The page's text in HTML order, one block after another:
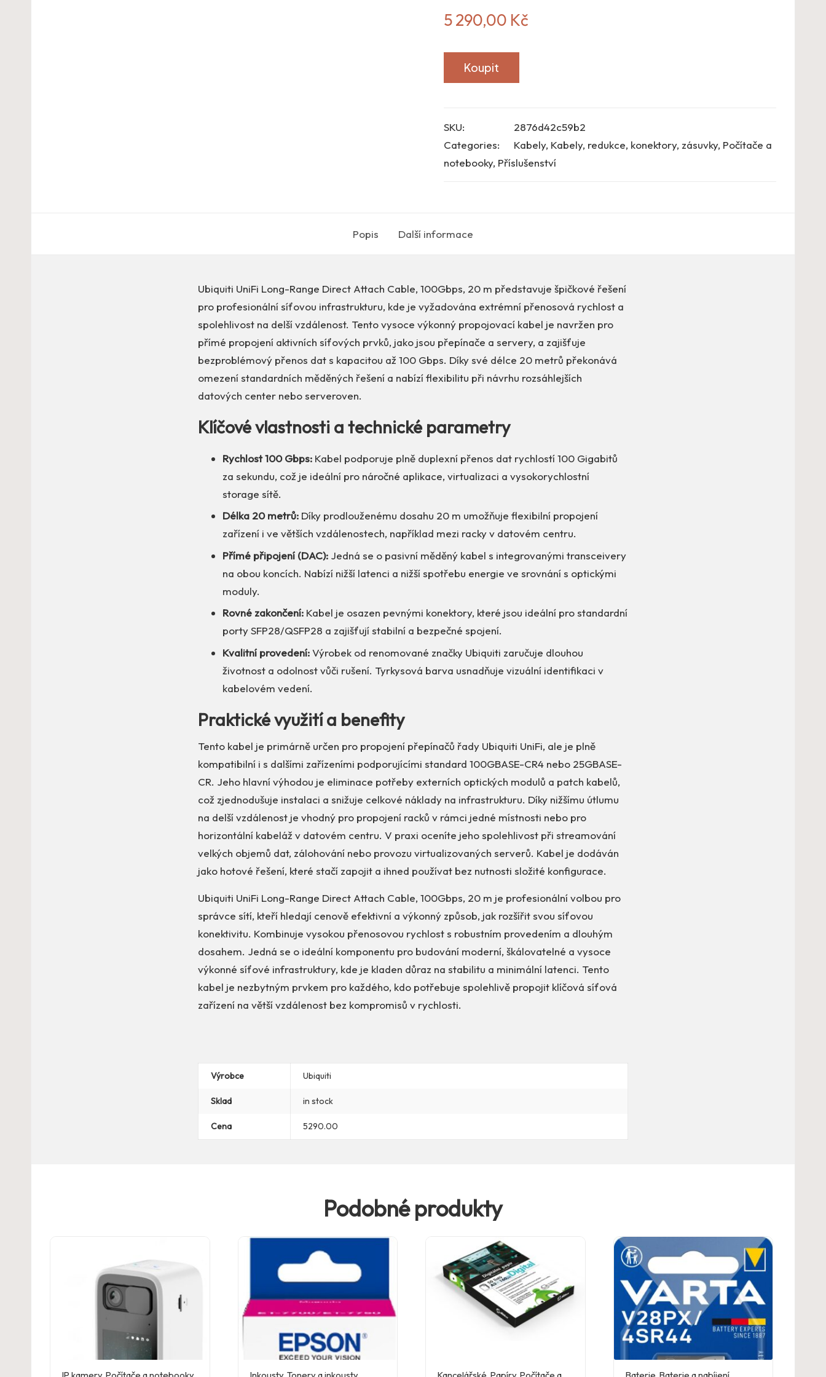
5 290,00 Kč
Koupit
SKU:
2876d42c59b2
Categories:
Kabely, Kabely, redukce, konektory, zásuvky, Počítače a
notebooky, Příslušenství
Popis Další informace
Ubiquiti UniFi Long-Range Direct Attach Cable, 100Gbps, 20 m představuje špičkové řešení
pro profesionální síťovou infrastrukturu, kde je vyžadována extrémní přenosová rychlost a
spolehlivost na delší vzdálenost. Tento vysoce výkonný propojovací kabel je navržen pro
přímé propojení aktivních síťových prvků, jako jsou přepínače a servery, a zajišťuje
bezproblémový přenos dat s kapacitou až 100 Gbps. Díky své délce 20 metrů překonává
omezení standardních měděných řešení a nabízí flexibilitu při návrhu rozsáhlejších
datových center nebo serveroven.
Klíčové vlastnosti a technické parametry
Rychlost 100 Gbps: Kabel podporuje plně duplexní přenos dat rychlostí 100 Gigabitů
za sekundu, což je ideální pro náročné aplikace, virtualizaci a vysokorychlostní
storage sítě.
Délka 20 metrů: Díky prodlouženému dosahu 20 m umožňuje flexibilní propojení
zařízení i ve větších vzdálenostech, například mezi racky v datovém centru.
Přímé připojení (DAC): Jedná se o pasivní měděný kabel s integrovanými transceivery
na obou koncích. Nabízí nižší latenci a nižší spotřebu energie ve srovnání s optickými
moduly.
Rovné zakončení: Kabel je osazen pevnými konektory, které jsou ideální pro standardní
porty SFP28/QSFP28 a zajišťují stabilní a bezpečné spojení.
Kvalitní provedení:Výrobek od renomované značky Ubiquiti zaručuje dlouhou
životnost a odolnost vůči rušení. Tyrkysová barva usnadňuje vizuální identifikaci v
kabelovém vedení.
Praktické využití a benefity
Tento kabel je primárně určen pro propojení přepínačů řady Ubiquiti UniFi, ale je plně
kompatibilní i s dalšími zařízeními podporujícími standard 100GBASE-CR4 nebo 25GBASE-
CR. Jeho hlavní výhodou je eliminace potřeby externích optických modulů a patch kabelů,
což zjednodušuje instalaci a snižuje celkové náklady na infrastrukturu. Díky nižšímu útlumu
na delší vzdálenost je vhodný pro propojení racků v rámci jedné místnosti nebo pro
horizontální kabeláž v datovém centru. V praxi oceníte jeho spolehlivost při streamování
velkých objemů dat, zálohování nebo provozu virtualizovaných serverů. Kabel je dodáván
jako hotové řešení, které stačí zapojit a ihned používat bez nutnosti složité konfigurace.
Ubiquiti UniFi Long-Range Direct Attach Cable, 100Gbps, 20 m je profesionální volbou pro
správce sítí, kteří hledají cenově efektivní a výkonný způsob, jak rozšířit svou síťovou
konektivitu. Kombinuje vysokou přenosovou rychlost s robustním provedením a dlouhým
dosahem. Jedná se o ideální komponentu pro budování moderní, škálovatelné a vysoce
výkonné síťové infrastruktury, kde je kladen důraz na stabilitu a minimální latenci. Tento
kabel je nezbytným prvkem pro každého, kdo potřebuje spolehlivě propojit klíčová síťová
zařízení na větší vzdálenost bez kompromisů v rychlosti.
Výrobce Ubiquiti
Sklad in stock
Cena 5290.00
Podobné produkty
IP kamery, Počítače a notebooky, Inkousty, Tonery a inkousty, Kancelářské ,Papíry,Počítače a Baterie Baterie a nabíjení,